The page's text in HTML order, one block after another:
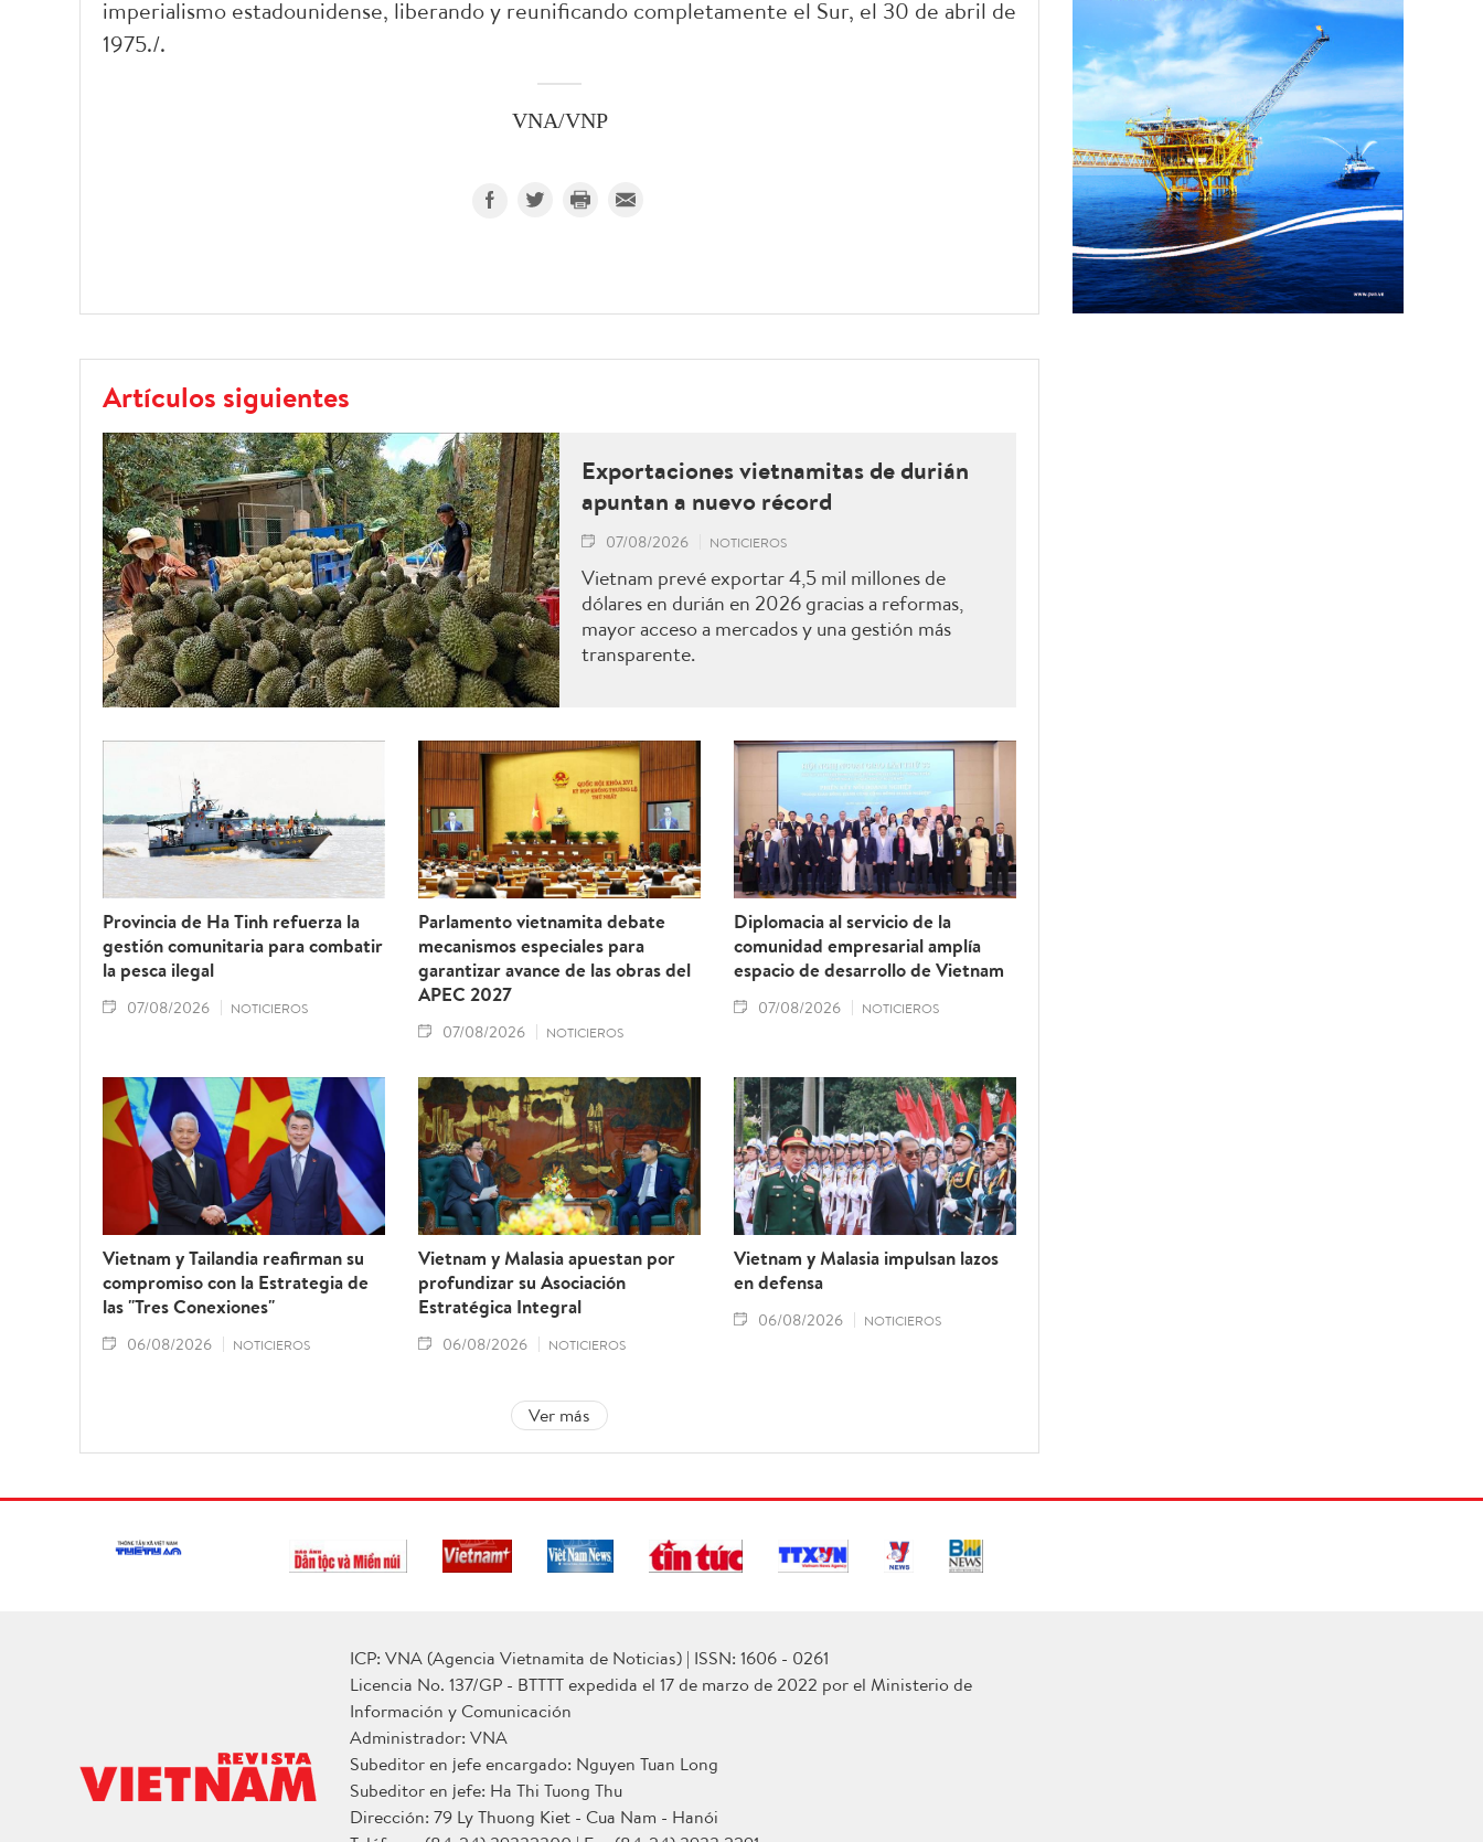
imperialismo estadounidense, liberando y reunificando completamente el Sur, el 30 de abril de
1975./.
VNA/VNP
Artículos siguientes
Exportaciones vietnamitas de durián
apuntan a nuevo récord
07/08/2026 NOTICIEROS
Vietnam prevé exportar 4,5 mil millones de
dólares en durián en 2026 gracias a reformas,
mayor acceso a mercados y una gestión más
transparente.
Provincia de Ha Tinh refuerza la
gestión comunitaria para combatir
la pesca ilegal
07/08/2026 NOTICIEROS
Parlamento vietnamita debate
mecanismos especiales para
garantizar avance de las obras del
APEC 2027
07/08/2026 NOTICIEROS
Diplomacia al servicio de la
comunidad empresarial amplía
espacio de desarrollo de Vietnam
07/08/2026 NOTICIEROS
Vietnam y Tailandia reafirman su
compromiso con la Estrategia de
las "Tres Conexiones"
06/08/2026 NOTICIEROS
Vietnam y Malasia apuestan por
profundizar su Asociación
Estratégica Integral
06/08/2026 NOTICIEROS
Vietnam y Malasia impulsan lazos
en defensa
06/08/2026 NOTICIEROS
Ver más
ICP: VNA (Agencia Vietnamita de Noticias) | ISSN: 1606 - 0261
Licencia No. 137/GP - BTTTT expedida el 17 de marzo de 2022 por el Ministerio de
Información y Comunicación
Administrador: VNA
Subeditor en jefe encargado: Nguyen Tuan Long
Subeditor en jefe: Ha Thi Tuong Thu
Dirección: 79 Ly Thuong Kiet - Cua Nam - Hanói